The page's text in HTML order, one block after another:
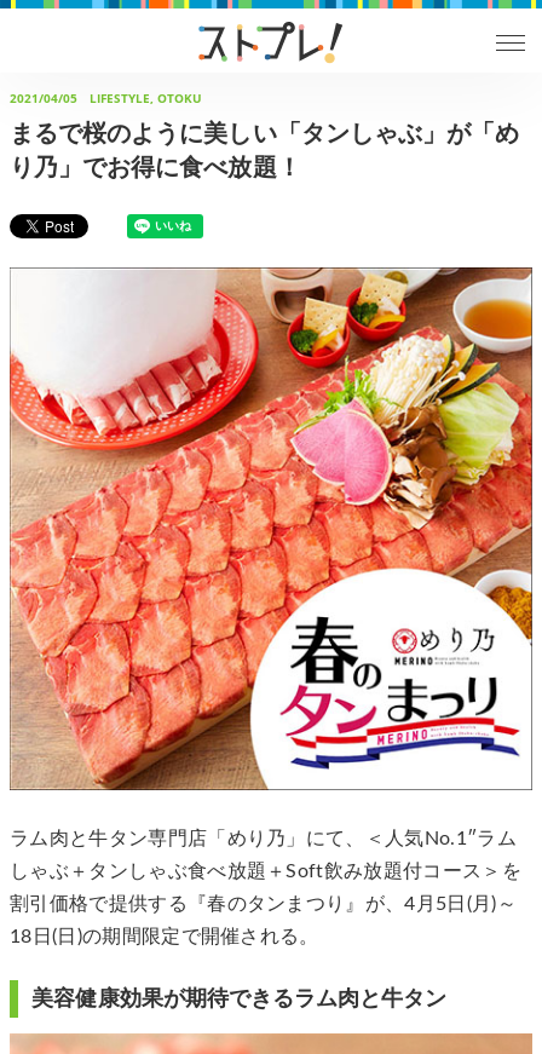
2021/04/05 LIFESTYLE, OTOKU
まるで桜のように美しい「タンしゃぶ」が「め
り乃」でお得に食べ放題！
ラム肉と牛タン専門店「めり乃」にて、＜人気No.1″ラム
しゃぶ＋タンしゃぶ食べ放題＋Soft飲み放題付コース＞を
割引価格で提供する『春のタンまつり』が、4月5日(月)～
18日(日)の期間限定で開催される。
美容健康効果が期待できるラム肉と牛タン